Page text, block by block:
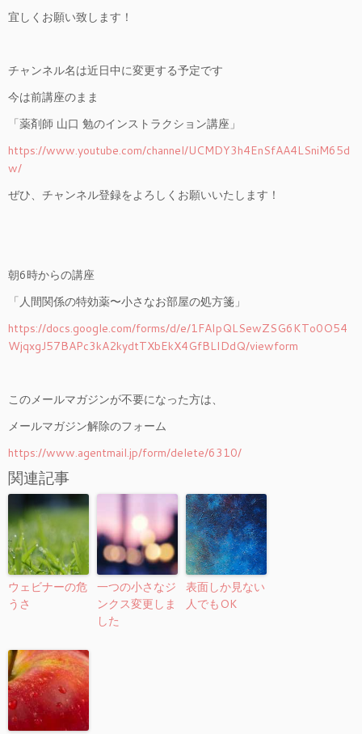
宜しくお願い致します！
チャンネル名は近日中に変更する予定です
今は前講座のまま
「薬剤師 山口 勉のインストラクション講座」
https://www.youtube.com/channel/UCMDY3h4EnSfAA4LSniM65d
w/
ぜひ、チャンネル登録をよろしくお願いいたします！
朝6時からの講座
「人間関係の特効薬〜小さなお部屋の処方箋」
https://docs.google.com/forms/d/e/1FAIpQLSewZSG6KTo0O54
WjqxgJ57BAPc3kA2kydtTXbEkX4GfBLIDdQ/viewform
このメールマガジンが不要になった方は、
メールマガジン解除のフォーム
https://www.agentmail.jp/form/delete/6310/
関連記事
ウェビナーの危
うさ
一つの小さなジ
ンクス変更しま
した
表面しか見ない
人でもOK